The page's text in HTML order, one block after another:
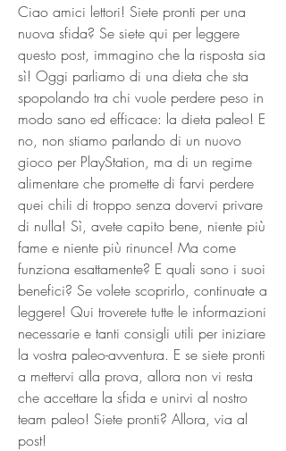
Ciao amici lettori! Siete pronti per una
nuova sfida? Se siete qui per leggere
questo post, immagino che la risposta sia
sì! Oggi parliamo di una dieta che sta
spopolando tra chi vuole perdere peso in
modo sano ed efficace: la dieta paleo! E
no, non stiamo parlando di un nuovo
gioco per PlayStation, ma di un regime
alimentare che promette di farvi perdere
quei chili di troppo senza dovervi privare
di nulla! Sì, avete capito bene, niente più
fame e niente più rinunce! Ma come
funziona esattamente? E quali sono i suoi
benefici? Se volete scoprirlo, continuate a
leggere! Qui troverete tutte le informazioni
necessarie e tanti consigli utili per iniziare
la vostra paleo-avventura. E se siete pronti
a mettervi alla prova, allora non vi resta
che accettare la sfida e unirvi al nostro
team paleo! Siete pronti? Allora, via al
post!